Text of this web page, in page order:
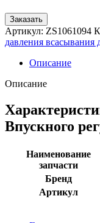
Заказать
Артикул: ZS1061094
давления всасывания
Описание
Описание
Впускного
Наименование
запчасти
Бренд
Артикул